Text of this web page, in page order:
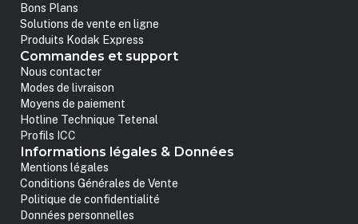
Bons Plans
Solutions de vente en ligne
Produits Kodak Express
Commandes et support
Nous contacter
Modes de livraison
Moyens de paiement
Hotline Technique Tetenal
Profils ICC
Informations légales & Données
Mentions légales
Conditions Générales de Vente
Politique de confidentialité
Données personnelles